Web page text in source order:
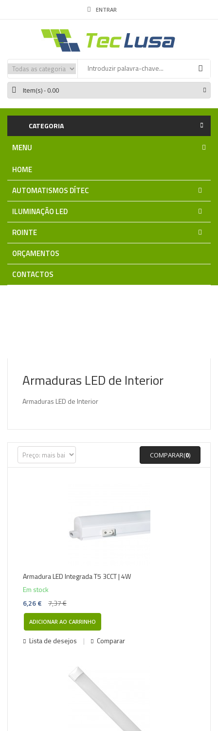
ENTRAR
Item(s)- 0.00
CATEGORIA
MENU
HOME
AUTOMATISMOS DÍTEC
ILUMINAÇÃO LED
ROINTE
ORÇAMENTOS
CONTACTOS
Armaduras LED de Interior
Armaduras LED de Interior
COMPARAR(0)
Armadura LED Integrada T5 3CCT | 4W
Em stock
6,26 €
7,37 €
ADICIONAR AO CARRINHO
Lista de desejos Comparar